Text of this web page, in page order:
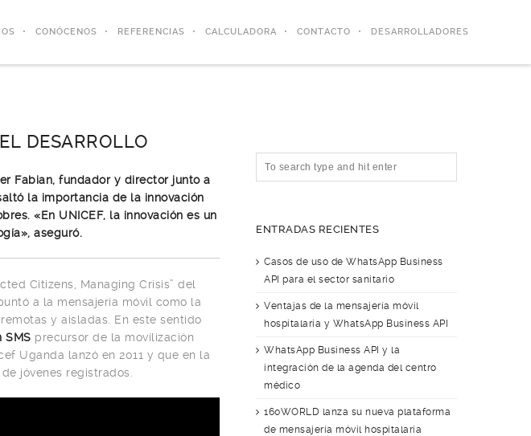
CONÓCENOS REFERENCIAS CALCULADORA CONTACTO DESARROLLADORES
DESARROLLO
Fabian, fundador y director junto a
la importancia de la innovación
«En UNICEF, la innovación es un
aseguró.
Citizens, Managing Crisis” del
a la mensajería móvil como la
y aisladas. En este sentido
SMS precursor de la movilización
Uganda lanzó en 2011 y que en la
jóvenes registrados.
ENTRADAS RECIENTES
Casos de uso de WhatsApp Business
API para el sector sanitario
Ventajas de la mensajería móvil
hospitalaria y WhatsApp Business API
WhatsApp Business API y la
integración de la agenda del centro
médico
160WORLD lanza su nueva plataforma
de mensajería móvil hospitalaria